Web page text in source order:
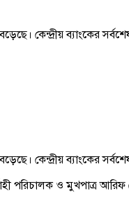
কেন্দ্রীয় ব্যাংকের
কেন্দ্রীয় ব্যাংকের
পরিচালক ও মুখপাত্র